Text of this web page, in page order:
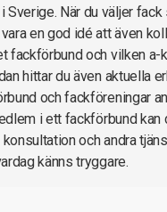
Sverige. När du väljer fack
en god idé att även
fackförbund och vilken a-
hittar du även aktuella
och fackföreningar
i ett fackförbund kan
och andra
känns tryggare.